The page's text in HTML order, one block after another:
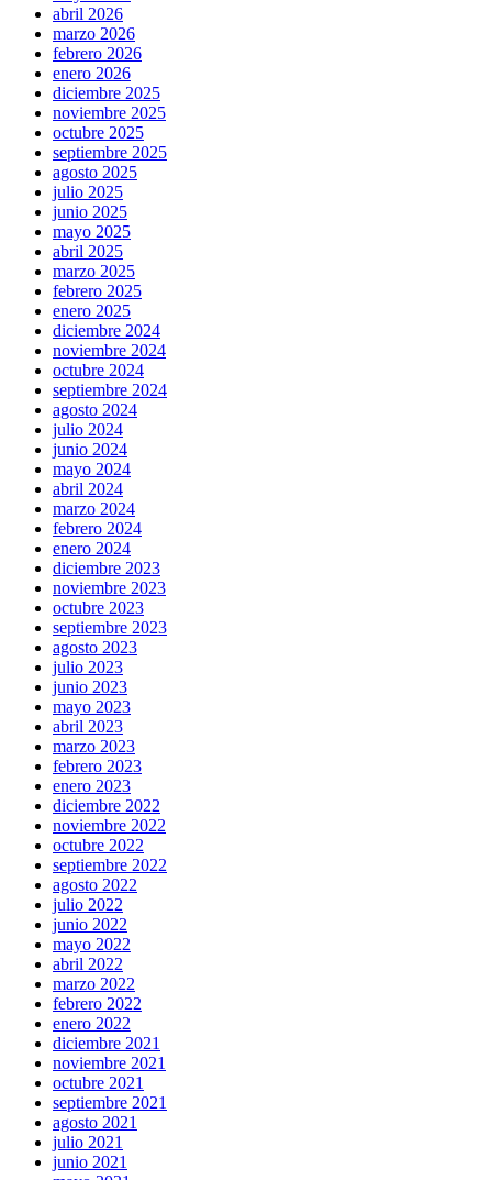
abril 2026
marzo 2026
febrero 2026
enero 2026
diciembre 2025
noviembre 2025
octubre 2025
septiembre 2025
agosto 2025
julio 2025
junio 2025
mayo 2025
abril 2025
marzo 2025
febrero 2025
enero 2025
diciembre 2024
noviembre 2024
octubre 2024
septiembre 2024
agosto 2024
julio 2024
junio 2024
mayo 2024
abril 2024
marzo 2024
febrero 2024
enero 2024
diciembre 2023
noviembre 2023
octubre 2023
septiembre 2023
agosto 2023
julio 2023
junio 2023
mayo 2023
abril 2023
marzo 2023
febrero 2023
enero 2023
diciembre 2022
noviembre 2022
octubre 2022
septiembre 2022
agosto 2022
julio 2022
junio 2022
mayo 2022
abril 2022
marzo 2022
febrero 2022
enero 2022
diciembre 2021
noviembre 2021
octubre 2021
septiembre 2021
agosto 2021
julio 2021
junio 2021